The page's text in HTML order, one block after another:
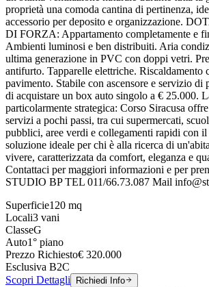
proprietà una comoda cantina di pertinenza,
accessorio per deposito e organizzazione.
DI FORZA: Appartamento completamente e
Ambienti luminosi e ben distribuiti. Aria
ultima generazione in PVC con doppi vetri.
antifurto. Tapparelle elettriche. Riscaldamento
pavimento. Stabile con ascensore e servizio di
di acquistare un box auto singolo a € 25.000.
particolarmente strategica: Corso Siracusa
servizi a pochi passi, tra cui supermercati,
pubblici, aree verdi e collegamenti rapidi con
soluzione ideale per chi è alla ricerca di
vivere, caratterizzata da comfort, eleganza e
Contattaci per maggiori informazioni e per
STUDIO BP TEL 011/66.73.087 Mail
Superficie120 mq
Locali3 vani
ClasseG
Auto1° piano
Prezzo Richiesto€ 320.000
Esclusiva B2C
Scopri Dettagli
Richiedi Info